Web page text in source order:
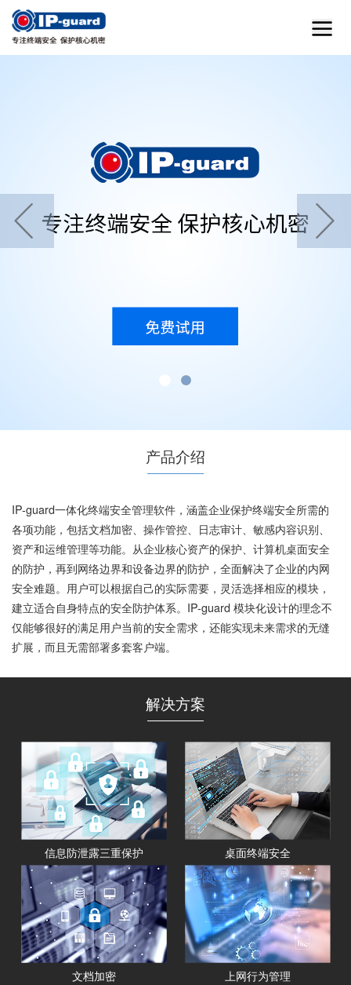
首页 home
产品介绍
IP-guard一体化终端安全管理软件，涵盖企业保护终端安全所需的
各项功能，包括文档加密、操作管控、日志审计、敏感内容识别、
资产和运维管理等功能。从企业核心资产的保护、计算机桌面安全
的防护，再到网络边界和设备边界的防护，全面解决了企业的内网
安全难题。用户可以根据自己的实际需要，灵活选择相应的模块，
建立适合自身特点的安全防护体系。IP-guard 模块化设计的理念不
仅能够很好的满足用户当前的安全需求，还能实现未来需求的无缝
扩展，而且无需部署多套客户端。
解决方案
信息防泄露三重保护 桌面终端安全
文档加密 上网行为管理